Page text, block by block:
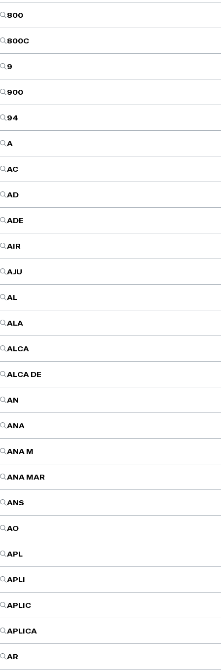
800
800C
9
900
94
A
AC
AD
ADE
AIR
AJU
AL
ALA
ALCA
ALCA DE
AN
ANA
ANA M
ANA MAR
ANS
AO
APL
APLI
APLIC
APLICA
AR